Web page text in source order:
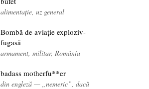
alimentație, uz general
Bombă de aviație exploziv-
fugasă
armament, militar, România
badass motherfu**er
din engleză — „nemeric”, dacă